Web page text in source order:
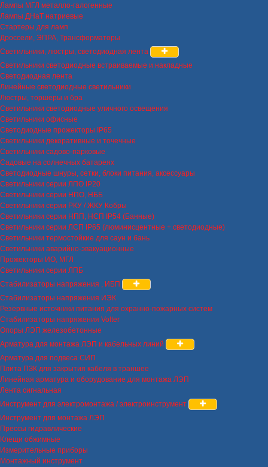
Лампы МГЛ металло-галогенные
Лампы ДНаТ натриевые
Стартеры для ламп
Дроссели, ЭПРА, Трансформаторы
Светильники, люстры, светодиодная лента
Светильники светодиодные встраиваемые и накладные
Светодиодная лента
Линейные светодиодные светильники
Люстры, торшеры и бра
Светильники светодиодные уличного освещения
Светильники офисные
Светодиодные прожекторы IP65
Светильники декоративные и точечные
Светильники садово-парковые
Садовые на солнечных батареях
Светодиодные шнуры, сетки, блоки питания, аксессуары
Светильники серии ЛПО IP20
Светильники серии НПО, НББ
Светильники серии РКУ / ЖКУ Кобры
Светильники серии НПП, НСП IP54 (Банные)
Светильники серии ЛСП IP65 (люминисцентные + светодиодные)
Светильники термостойкие для саун и бань
Светильники аварийно-эвакуационные
Прожекторы ИО, МГЛ
Светильники серии ЛПБ
Стабилизаторы напряжения , ИБП
Стабилизаторы напряжения ИЭК
Резервные источники питания для охранно-пожарных систем
Стабилизаторы напряжения Volter
Опоры ЛЭП железобетонные
Арматура для монтажа ЛЭП и кабельных линий
Арматура для подвеса СИП
Плита ПЗК для закрытия кабеля в траншее
Линейная арматура и оборудование для монтажа ЛЭП
Лента сигнальная
Инструмент для электромонтажа / электроинструмент
Инструмент для монтажа ЛЭП
Прессы гидравлические
Клещи обжимные
Измерительные приборы
Монтажный инструмент